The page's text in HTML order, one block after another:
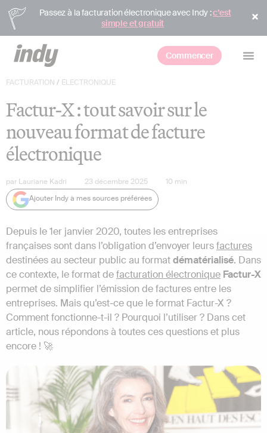
Passez à la facturation électronique avec Indy :c’est
simple et gratuit
Commencer
FACTURATION / ÉLECTRONIQUE
Factur-X : tout savoir sur le
nouveau format de facture
électronique
par Lauriane Kadri 23 décembre 2025 10 min
Ajouter Indy à mes sources préférées
Depuis le 1er janvier 2020, toutes les entreprises
françaises sont dans l’obligation d’envoyer leursfactures
destinées au secteur public au formatdématérialisé. Dans
ce contexte, le format defacturation électronique Factur-X
permet de simplifier l’émission de factures entre les
entreprises. Mais qu’est-ce que le format Factur-X ?
Comment fonctionne-t-il ? Pourquoi l’utiliser ? Dans cet
article, nous répondons à toutes ces questions et plus
encore ! 🚀